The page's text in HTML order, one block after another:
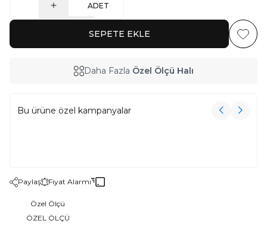
ADET
SEPETE EKLE
Daha Fazla Özel Ölçü Halı
Bu ürüne özel kampanyalar
Paylaş Fiyat Alarmı
Özel Ölçü
ÖZEL ÖLÇÜ